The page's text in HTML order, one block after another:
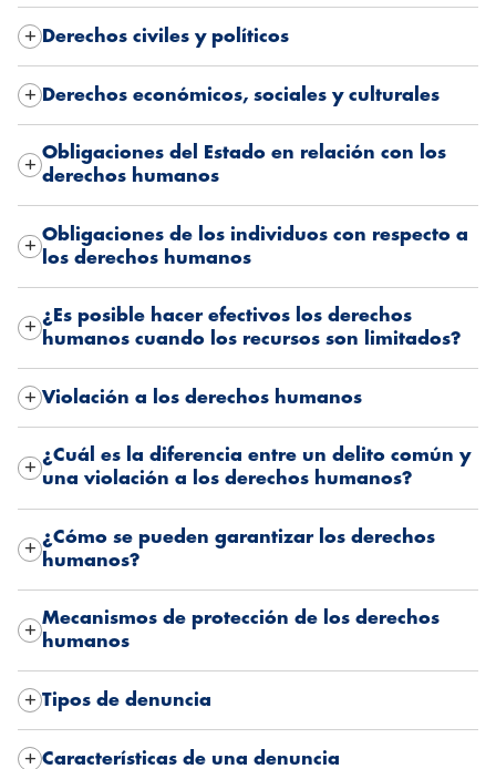
Derechos civiles y políticos
Derechos económicos, sociales y culturales
Obligaciones del Estado en relación con los
derechos humanos
Obligaciones de los individuos con respecto a
los derechos humanos
¿Es posible hacer efectivos los derechos
humanos cuando los recursos son limitados?
Violación a los derechos humanos
¿Cuál es la diferencia entre un delito común y
una violación a los derechos humanos?
¿Cómo se pueden garantizar los derechos
humanos?
Mecanismos de protección de los derechos
humanos
Tipos de denuncia
Características de una denuncia